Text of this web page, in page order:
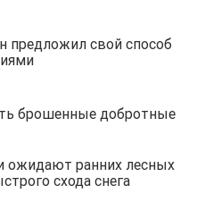
предложил свой способ
брошенные добротные
ожидают ранних лесных
схода снега